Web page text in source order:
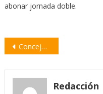
abonar jornada doble.
Navegación
entradas
Concejo Municipal distinguió el desempeño de villenses en disciplinas culturales y deportivas
Redacción